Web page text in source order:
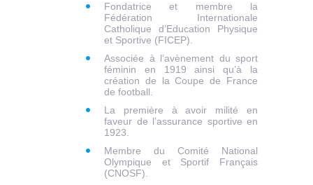
Fondatrice et membre la
Fédération Internationale
Catholique d’Education Physique
et Sportive (FICEP).
Associée à l’avènement du sport
féminin en 1919 ainsi qu’à la
création de la Coupe de France
de football.
La première à avoir milité en
faveur de l’assurance sportive en
1923.
Membre du Comité National
Olympique et Sportif Français
(CNOSF).